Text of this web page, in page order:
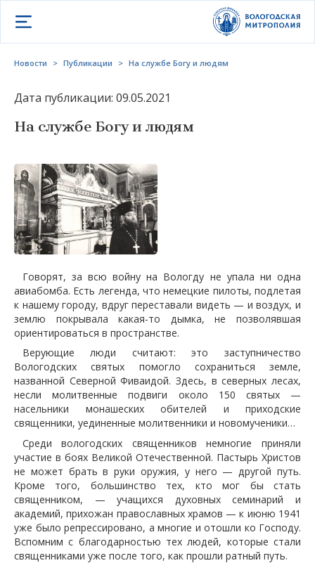
Открыть меню
Новости > Публикации > На службе Богу и людям
Дата публикации: 09.05.2021
На службе Богу и людям
Говорят, за всю войну на Вологду не упала ни одна
авиабомба. Есть легенда, что немецкие пилоты, подлетая
к нашему городу, вдруг переставали видеть — и воздух, и
землю покрывала какая-то дымка, не позволявшая
ориентироваться в пространстве.
Верующие люди считают: это заступничество
Вологодских святых помогло сохраниться земле,
названной Северной Фиваидой. Здесь, в северных лесах,
несли молитвенные подвиги около 150 святых —
насельники монашеских обителей и приходские
священники, уединенные молитвенники и новомученики…
Среди вологодских священников немногие приняли
участие в боях Великой Отечественной. Пастырь Христов
не может брать в руки оружия, у него — другой путь.
Кроме того, большинство тех, кто мог бы стать
священником, — учащихся духовных семинарий и
академий, прихожан православных храмов — к июню 1941
уже было репрессировано, а многие и отошли ко Господу.
Вспомним с благодарностью тех людей, которые стали
священниками уже после того, как прошли ратный путь.